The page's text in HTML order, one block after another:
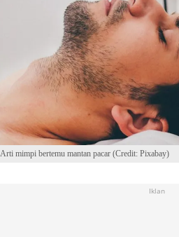
Arti mimpi bertemu mantan pacar (Credit: Pixabay)
Iklan